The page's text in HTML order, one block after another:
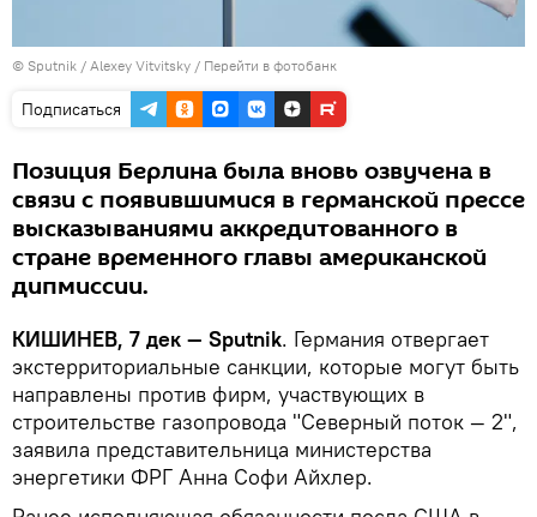
© Sputnik / Alexey Vitvitsky / Перейти в фотобанк
Подписаться
Позиция Берлина была вновь озвучена в
связи с появившимися в германской прессе
высказываниями аккредитованного в
стране временного главы американской
дипмиссии.
КИШИНЕВ, 7 дек — Sputnik. Германия отвергает
экстерриториальные санкции, которые могут быть
направлены против фирм, участвующих в
строительстве газопровода "Северный поток — 2",
заявила представительница министерства
энергетики ФРГ Анна Софи Айхлер.